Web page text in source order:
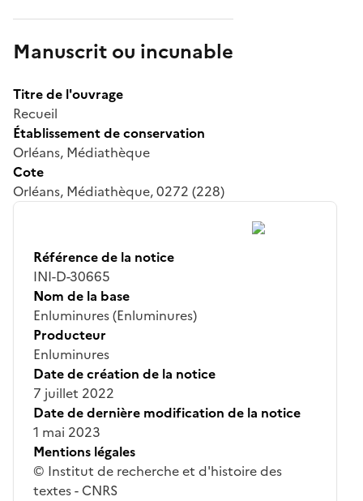
Manuscrit ou incunable
Titre de l'ouvrage
Recueil
Établissement de conservation
Orléans, Médiathèque
Cote
Orléans, Médiathèque, 0272 (228)
Référence de la notice
INI-D-30665
Nom de la base
Enluminures (Enluminures)
Producteur
Enluminures
Date de création de la notice
7 juillet 2022
Date de dernière modification de la notice
1 mai 2023
Mentions légales
© Institut de recherche et d'histoire des
textes - CNRS